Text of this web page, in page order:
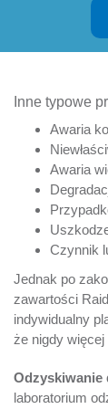
Inne typowe
Awaria
Awaria
Czynnik
Jednak po
zawartości
indywidualny
że nigdy więcej
Odzyskiwanie
laboratorium